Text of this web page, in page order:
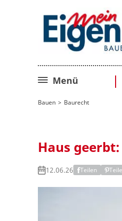
Menü
Bauen Baurecht
Haus
12.06.26 Teilen